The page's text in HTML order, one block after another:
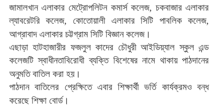
জামালখান এলাকার মেট্রোপলিটন কমার্স কলেজ, চকবাজার এলাকার
ল্যাবরেটরি কলেজ, কোতোয়ালী এলাকার সিটি পাবলিক কলেজ,
আগ্রাবাদ এলাকার চট্টগ্রাম সিটি বিজ্ঞান কলেজ।
এছাড়া হাটহাজারীর ফজলুল কাদের চৌধুরী আইডিয়্যাল স্কুল এন্ড
কলেজটি স্বাধীনতাবিরোধী ব্যক্তি বিশেষের নামে থাকায় পাঠদানের
অনুমতি বাতিল করা হয়।
পাঠদান বাতিলের প্রেক্ষিতে এবার শিক্ষার্থী ভর্তি কার্যক্রমও বন্ধ
করেছে শিক্ষা বোর্ড।